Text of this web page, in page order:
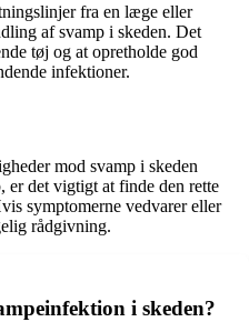
fra en læge eller
af svamp i skeden. Det
tøj og at opretholde god
infektioner.
mod svamp i skeden
det vigtigt at finde den rette
symptomerne vedvarer eller
rådgivning.
i skeden?